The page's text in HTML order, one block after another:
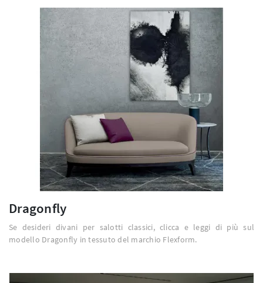
Dragonfly
Se desideri divani per salotti classici, clicca e leggi di più sul
modello Dragonfly in tessuto del marchio Flexform.